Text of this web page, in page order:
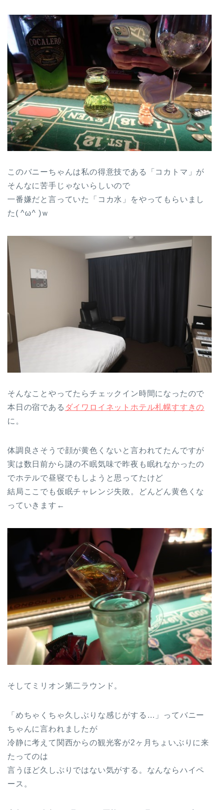
このバニーちゃんは私の得意技である「コカトマ」が
そんなに苦手じゃないらしいので
一番嫌だと言っていた「コカ水」をやってもらいまし
た( ^ω^ )ｗ
そんなことやってたらチェックイン時間になったので
本日の宿である ダイワロイネットホテル札幌すすきの
に。
体調良さそうで顔が黄色くないと言われてたんですが
実は数日前から謎の不眠気味で昨夜も眠れなかったの
でホテルで昼寝でもしようと思ってたけど
結局ここでも仮眠チャレンジ失敗。どんどん黄色くな
っていきます←
そしてミリオン第二ラウンド。
「めちゃくちゃ久しぶりな感じがする…」ってバニー
ちゃんに言われましたが
冷静に考えて関西からの観光客が2ヶ月ちょいぶりに来
たってのは
言うほど久しぶりではない気がする。なんならハイペ
ース。